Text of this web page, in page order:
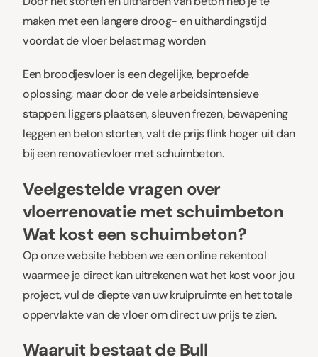
maken met een langere droog- en uithardingstijd
voordat de vloer belast mag worden
Een broodjesvloer is een degelijke, beproefde
oplossing, maar door de vele arbeidsintensieve
stappen: liggers plaatsen, sleuven frezen, bewapening
leggen en beton storten, valt de prijs flink hoger uit dan
bij een renovatievloer met schuimbeton.
Veelgestelde vragen over
vloerrenovatie met schuimbeton
Wat kost een schuimbeton?
Op onze website hebben we eenonline rekentool
waarmee je direct kan uitrekenen wat het kost voor jou
project, vul de diepte van uw kruipruimte en het totale
oppervlakte van de vloer om direct uw prijs te zien.
Waaruit bestaat de Bull